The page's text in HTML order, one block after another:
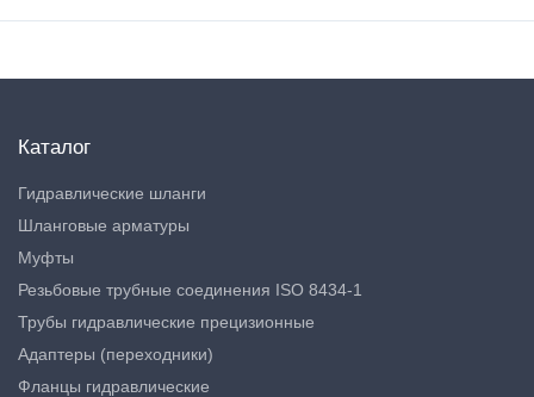
Каталог
Гидравлические шланги
Шланговые арматуры
Муфты
Резьбовые трубные соединения ISO 8434-1
Трубы гидравлические прецизионные
Адаптеры (переходники)
Фланцы гидравлические